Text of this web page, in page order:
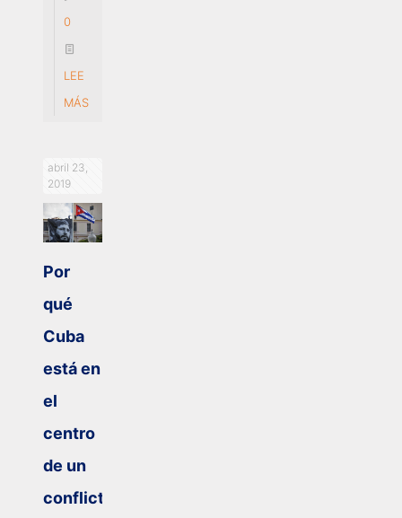
0
LEE
MÁS
abril 23,
2019
Por
qué
Cuba
está en
el
centro
de un
conflicto